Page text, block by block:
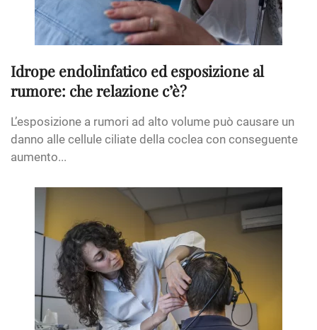
Idrope endolinfatico ed esposizione al
rumore: che relazione c’è?
L’esposizione a rumori ad alto volume può causare un
danno alle cellule ciliate della coclea con conseguente
aumento...